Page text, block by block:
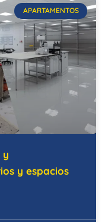
APARTAMENTOS
y
y espacios